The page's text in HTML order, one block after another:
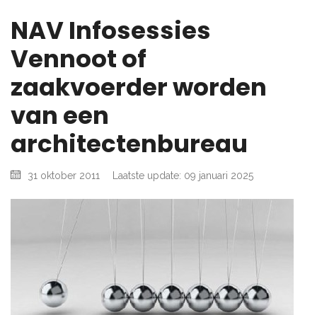
NAV Infosessies
Vennoot of
zaakvoerder worden
van een
architectenbureau
31 oktober 2011 Laatste update: 09 januari 2025